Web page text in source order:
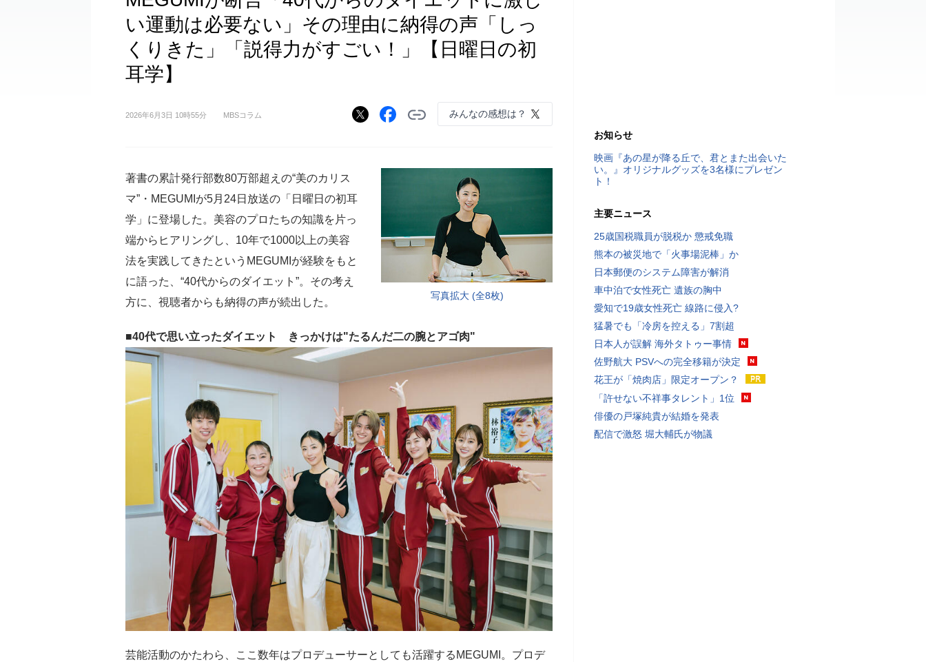
い運動は必要ない」その理由に納得の声「しっ
くりきた」「説得力がすごい！」【日曜日の初
耳学】
2026年6月3日 10時55分 MBSコラム みんなの感想は？
写真拡大 (全8枚)
著書の累計発行部数80万部超えの“美のカリス
マ”・MEGUMIが5月24日放送の「日曜日の初耳
学」に登場した。美容のプロたちの知識を片っ
端からヒアリングし、10年で1000以上の美容
法を実践してきたというMEGUMIが経験をもと
に語った、“40代からのダイエット”。その考え
方に、視聴者からも納得の声が続出した。
■40代で思い立ったダイエット きっかけは"たるんだ二の腕とアゴ肉"
芸能活動のかたわら、ここ数年はプロデューサーとしても活躍するMEGUMI。プロデ
お知らせ
映画『あの星が降る丘で、君とまた出会いた
い。』オリジナルグッズを3名様にプレゼン
ト！
主要ニュース
25歳国税職員が脱税か 懲戒免職
熊本の被災地で「火事場泥棒」か
日本郵便のシステム障害が解消
車中泊で女性死亡 遺族の胸中
愛知で19歳女性死亡 線路に侵入?
猛暑でも「冷房を控える」7割超
日本人が誤解 海外タトゥー事情
佐野航大 PSVへの完全移籍が決定
花王が「焼肉店」限定オープン？
「許せない不祥事タレント」1位
俳優の戸塚純貴が結婚を発表
配信で激怒 堀大輔氏が物議